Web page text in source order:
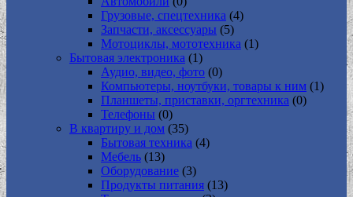
Грузовые, спецтехника (4)
Запчасти, аксессуары (5)
Мотоциклы, мототехника (1)
Бытовая электроника (1)
Аудио, видео, фото (0)
Компьютеры, ноутбуки, товары к ним (1)
Планшеты, приставки, оргтехника (0)
Телефоны (0)
В квартиру и дом (35)
Бытовая техника (4)
Мебель (13)
Оборудование (3)
Продукты питания (13)